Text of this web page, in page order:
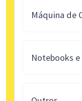
Máquina de
Notebooks